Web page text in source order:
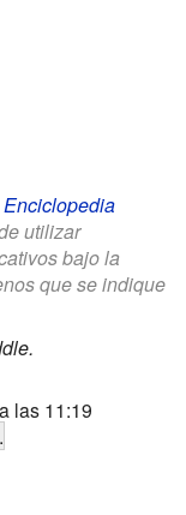
Enciclopedia
utilizar
bajo la
que se indique
las 11:19
.